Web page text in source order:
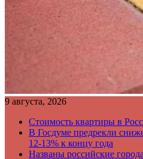
9 августа, 2026
Стоимость квартиры в
В Госдуме предрекли
12-13% к концу года
Названы российские